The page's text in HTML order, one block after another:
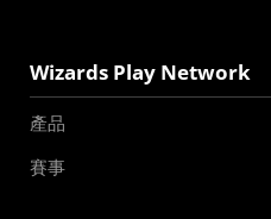
Wizards Play Network
產品
賽事